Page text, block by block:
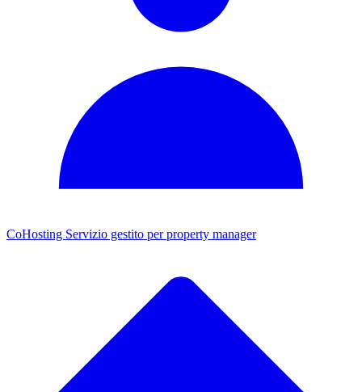
CoHosting Servizio gestito per property manager